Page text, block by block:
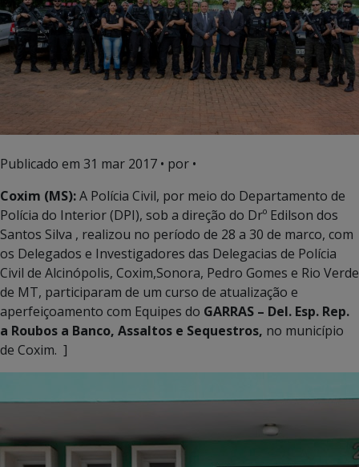
Publicado em 31 mar 2017 • por •
Coxim (MS):A Polícia Civil, por meio do Departamento de
Polícia do Interior (DPI), sob a direção do Drº Edilson dos
Santos Silva , realizou no período de 28 a 30 de marco, com
os Delegados e Investigadores das Delegacias de Polícia
Civil de Alcinópolis, Coxim,Sonora, Pedro Gomes e Rio Verde
de MT, participaram de um curso de atualização e
aperfeiçoamento com Equipes do GARRAS – Del. Esp. Rep.
a Roubos a Banco, Assaltos e Sequestros, no município
de Coxim. ]